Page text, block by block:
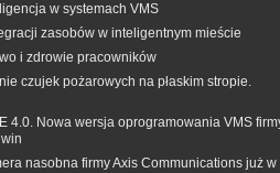
w systemach VMS
zasobów w inteligentnym mieście
i zdrowie pracowników
czujek pożarowych na płaskim stropie.
4.0. Nowa wersja oprogramowania VMS
nasobna firmy Axis Communications już w